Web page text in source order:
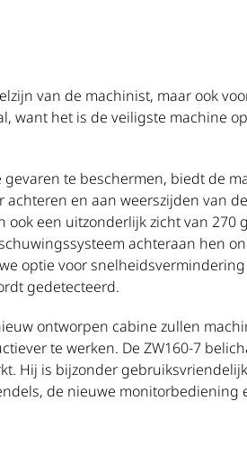
van de machinist, maar ook
want het is de veiligste machine
te beschermen, biedt de
en aan weerszijden van
een uitzonderlijk zicht van 270
achteraan hen
optie voor
gedetecteerd.
ontworpen cabine zullen
te werken. De ZW160-7
Hij is bijzonder
de nieuwe monitorbediening